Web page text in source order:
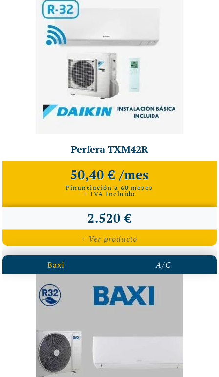
Perfera TXM42R
50,40 € /mes
Financiación a 60 meses
+ IVA Incluido
2.520 €
+ Ver producto
Baxi A/C